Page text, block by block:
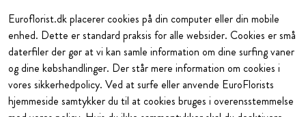
Euroflorist.dk placerer cookies på din computer eller din mobile
enhed. Dette er standard praksis for alle websider. Cookies er små
daterfiler der gør at vi kan samle information om dine surfing vaner
og dine købshandlinger. Der står mere information om cookies i
vores sikkerhedpolicy. Ved at surfe eller anvende EuroFlorists
hjemmeside samtykker du til at cookies bruges i overensstemmelse